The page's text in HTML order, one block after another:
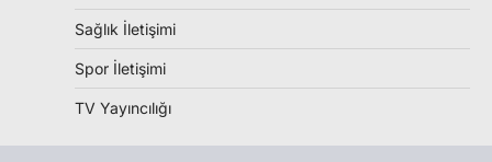
Sağlık İletişimi
Spor İletişimi
TV Yayıncılığı